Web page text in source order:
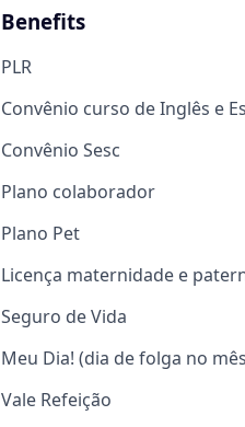
Benefits
PLR
Convênio curso de Inglês e
Convênio Sesc
Plano colaborador
Plano Pet
Licença maternidade e
Seguro de Vida
Meu Dia! (dia de folga no
Vale Refeição